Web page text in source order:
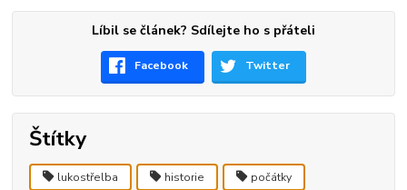
Líbil se článek? Sdílejte ho s přáteli
Facebook Twitter
Štítky
lukostřelba historie počátky